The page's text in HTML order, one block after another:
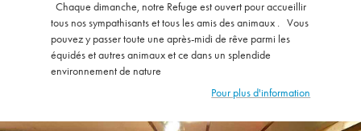
Chaque dimanche, notre Refuge est ouvert pour accueillir
tous nos sympathisants et tous les amis des animaux . Vous
pouvez y passer toute une après-midi de rêve parmi les
équidés et autres animaux et ce dans un splendide
environnement de nature
Pour plus d'information